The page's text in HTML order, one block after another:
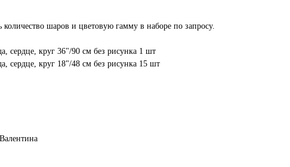
количество шаров и цветовую гамму в наборе по запросу.
сердце, круг 36"/90 см без рисунка 1 шт
сердце, круг 18"/48 см без рисунка 15 шт